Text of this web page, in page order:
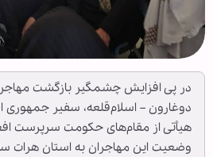
در پی افزایش چشمگیر بازگشت
دوغارون – اسلام‌قلعه، سفیر جمهوری
هیأتی از مقام‌های حکومت سرپرست
وضعیت این مهاجران به استان هرات